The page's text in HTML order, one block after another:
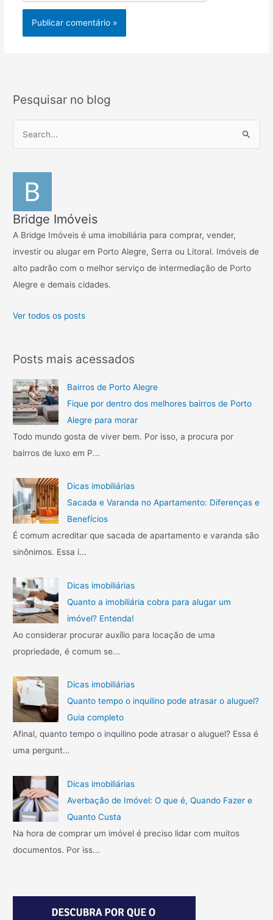
Pesquisar no blog
i
s
Bridge Imóveis
A Bridge Imóveis é uma imobiliária para comprar, vender,
investir ou alugar em Porto Alegre, Serra ou Litoral. Imóveis de
alto padrão com o melhor serviço de intermediação de Porto
Alegre e demais cidades.
Ver todos os posts
Posts mais acessados
Bairros de Porto Alegre
Fique por dentro dos melhores bairros de Porto
Alegre para morar
Todo mundo gosta de viver bem. Por isso, a procura por
bairros de luxo em P...
Dicas imobiliárias
Sacada e Varanda no Apartamento: Diferenças e
Benefícios
É comum acreditar que sacada de apartamento e varanda são
sinônimos. Essa i...
Dicas imobiliárias
Quanto a imobiliária cobra para alugar um
imóvel? Entenda!
Ao considerar procurar auxílio para locação de uma
propriedade, é comum se...
Dicas imobiliárias
Quanto tempo o inquilino pode atrasar o aluguel?
Guia completo
Afinal, quanto tempo o inquilino pode atrasar o aluguel? Essa é
uma pergunt...
Dicas imobiliárias
Averbação de Imóvel: O que é, Quando Fazer e
Quanto Custa
Na hora de comprar um imóvel é preciso lidar com muitos
documentos. Por iss...